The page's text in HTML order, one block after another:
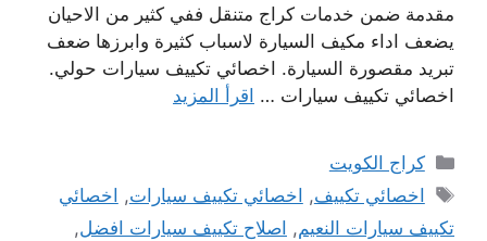
مقدمة ضمن خدمات كراج متنقل ففي كثير من الاحيان
يضعف اداء مكيف السيارة لاسباب كثيرة وابرزها ضعف
تبريد مقصورة السيارة. اخصائي تكييف سيارات حولي.
اخصائي تكييف سيارات … اقرأ المزيد
التصنيفات
كراج الكويت
الوسوم
اخصائي تكييف, اخصائي تكييف سيارات, اخصائي
تكييف سيارات النعيم, اصلاح تكييف سيارات افضل,